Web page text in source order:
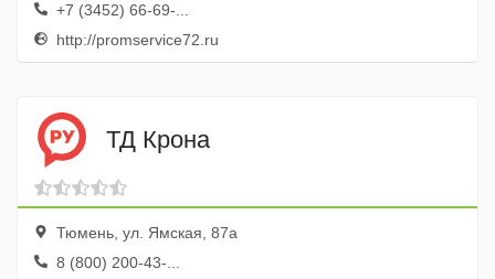
+7 (3452) 66-69-...
http://promservice72.ru
ТД Крона
Тюмень, ул. Ямская, 87а
8 (800) 200-43-...